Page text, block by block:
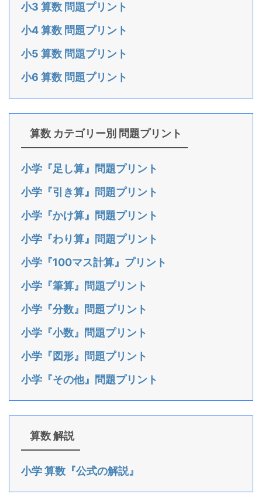
小3 算数 問題プリント
小4 算数 問題プリント
小5 算数 問題プリント
小6 算数 問題プリント
算数 カテゴリー別 問題プリント
小学『足し算』問題プリント
小学『引き算』問題プリント
小学『かけ算』問題プリント
小学『わり算』問題プリント
小学『100マス計算』プリント
小学『筆算』問題プリント
小学『分数』問題プリント
小学『小数』問題プリント
小学『図形』問題プリント
小学『その他』問題プリント
算数 解説
小学 算数『公式の解説』